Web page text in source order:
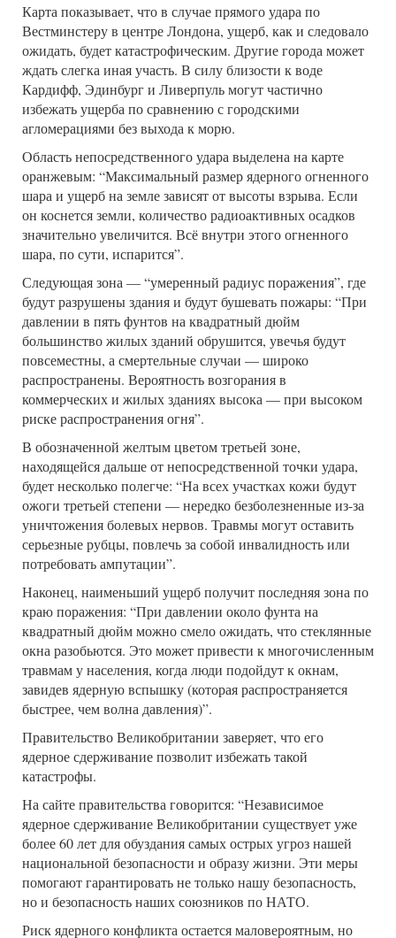
Карта показывает, что в случае прямого удара по
Вестминстеру в центре Лондона, ущерб, как и следовало
ожидать, будет катастрофическим. Другие города может
ждать слегка иная участь. В силу близости к воде
Кардифф, Эдинбург и Ливерпуль могут частично
избежать ущерба по сравнению с городскими
агломерациями без выхода к морю.
Область непосредственного удара выделена на карте
оранжевым: “Максимальный размер ядерного огненного
шара и ущерб на земле зависят от высоты взрыва. Если
он коснется земли, количество радиоактивных осадков
значительно увеличится. Всё внутри этого огненного
шара, по сути, испарится”.
Следующая зона — “умеренный радиус поражения”, где
будут разрушены здания и будут бушевать пожары: “При
давлении в пять фунтов на квадратный дюйм
большинство жилых зданий обрушится, увечья будут
повсеместны, а смертельные случаи — широко
распространены. Вероятность возгорания в
коммерческих и жилых зданиях высока — при высоком
риске распространения огня”.
В обозначенной желтым цветом третьей зоне,
находящейся дальше от непосредственной точки удара,
будет несколько полегче: “На всех участках кожи будут
ожоги третьей степени — нередко безболезненные из-за
уничтожения болевых нервов. Травмы могут оставить
серьезные рубцы, повлечь за собой инвалидность или
потребовать ампутации”.
Наконец, наименьший ущерб получит последняя зона по
краю поражения: “При давлении около фунта на
квадратный дюйм можно смело ожидать, что стеклянные
окна разобьются. Это может привести к многочисленным
травмам у населения, когда люди подойдут к окнам,
завидев ядерную вспышку (которая распространяется
быстрее, чем волна давления)”.
Правительство Великобритании заверяет, что его
ядерное сдерживание позволит избежать такой
катастрофы.
На сайте правительства говорится: “Независимое
ядерное сдерживание Великобритании существует уже
более 60 лет для обуздания самых острых угроз нашей
национальной безопасности и образу жизни. Эти меры
помогают гарантировать не только нашу безопасность,
но и безопасность наших союзников по НАТО.
Риск ядерного конфликта остается маловероятным, но